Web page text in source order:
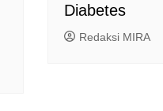
Diabetes
Redaksi MIRA